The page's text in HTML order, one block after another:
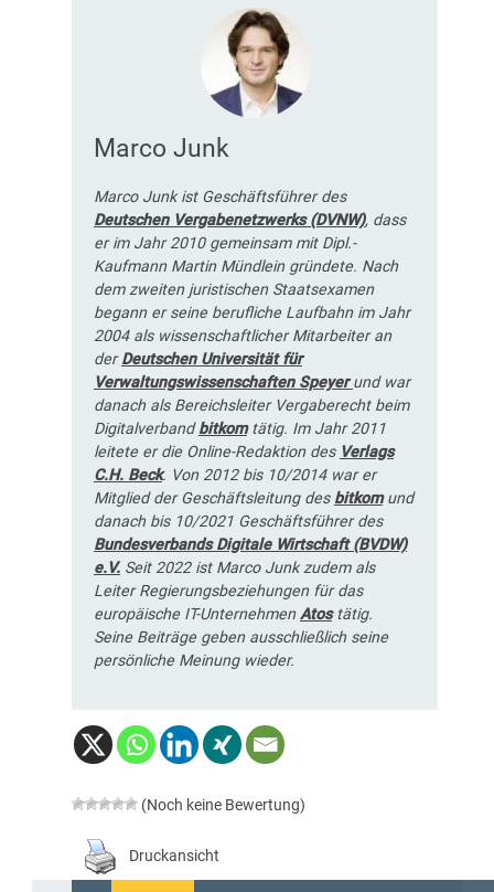
Marco Junk
Marco Junk ist Geschäftsführer des
Deutschen Vergabenetzwerks (DVNW), dass
er im Jahr 2010 gemeinsam mit Dipl.-
Kaufmann Martin Mündlein gründete. Nach
dem zweiten juristischen Staatsexamen
begann er seine berufliche Laufbahn im Jahr
2004 als wissenschaftlicher Mitarbeiter an
derDeutschen Universität für
Verwaltungswissenschaften Speyerund war
danach als Bereichsleiter Vergaberecht beim
Digitalverbandbitkomtätig. Im Jahr 2011
leitete er die Online-Redaktion des Verlags
C.H. Beck. Von 2012 bis 10/2014 war er
Mitglied der Geschäftsleitung des bitkomund
danach bis 10/2021 Geschäftsführer des
Bundesverbands Digitale Wirtschaft (BVDW)
e.V.Seit 2022 ist Marco Junk zudem als
Leiter Regierungsbeziehungen für das
europäische IT-UnternehmenAtostätig.
Seine Beiträge geben ausschließlich seine
persönliche Meinung wieder.
(Noch keine Bewertung)
Druckansicht